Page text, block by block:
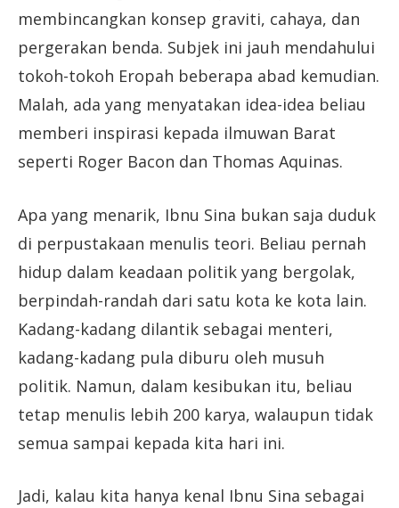
membincangkan konsep graviti, cahaya, dan
pergerakan benda. Subjek ini jauh mendahului
tokoh-tokoh Eropah beberapa abad kemudian.
Malah, ada yang menyatakan idea-idea beliau
memberi inspirasi kepada ilmuwan Barat
seperti Roger Bacon dan Thomas Aquinas.
Apa yang menarik, Ibnu Sina bukan saja duduk
di perpustakaan menulis teori. Beliau pernah
hidup dalam keadaan politik yang bergolak,
berpindah-randah dari satu kota ke kota lain.
Kadang-kadang dilantik sebagai menteri,
kadang-kadang pula diburu oleh musuh
politik. Namun, dalam kesibukan itu, beliau
tetap menulis lebih 200 karya, walaupun tidak
semua sampai kepada kita hari ini.
Jadi, kalau kita hanya kenal Ibnu Sina sebagai